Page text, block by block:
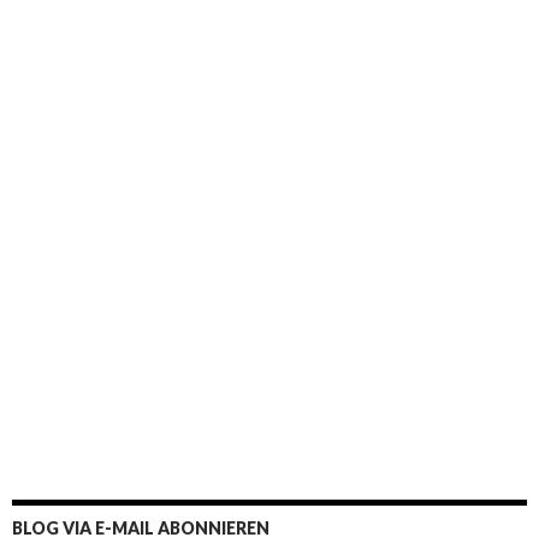
BLOG VIA E-MAIL ABONNIEREN